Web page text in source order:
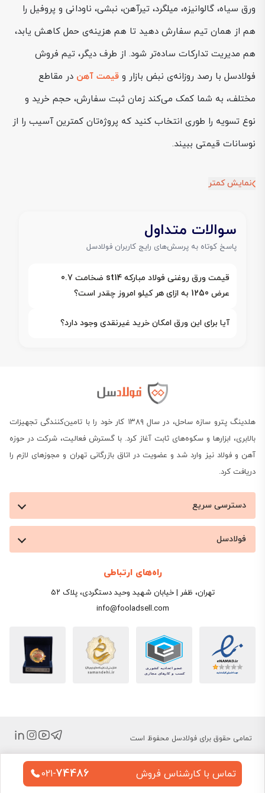
ورق سیاه، گالوانیزه، میلگرد، تیرآهن، نبشی، ناودانی و پروفیل را
هم از همان تیم سفارش دهید تا هم هزینه‌ی حمل کاهش یابد،
هم مدیریت تدارکات ساده‌تر شود. از طرف دیگر، تیم فروش
فولادسل با رصد روزانه‌ی نبض بازار و قیمت آهن در مقاطع
مختلف، به شما کمک می‌کند زمان ثبت سفارش، حجم خرید و
نوع تسویه را طوری انتخاب کنید که پروژه‌تان کمترین آسیب را از
نوسانات قیمتی ببیند.
نمایش کمتر
سوالات متداول
پاسخ کوتاه به پرسش‌های رایج کاربران فولادسل
قیمت ورق روغنی فولاد مبارکه st14 ضخامت 0.7
عرض 1250 به ازای هر کیلو امروز چقدر است؟
آیا برای این ورق امکان خرید غیرنقدی وجود دارد؟
هلدینگ پترو سازه ساحل، در سال ۱۳۸۹ کار خود را با تامین‌کنندگی تجهیزات
بالابری، ابزارها و سکوه‌های ثابت آغاز کرد. با گسترش فعالیت، شرکت در حوزه
آهن و فولاد نیز وارد شد و عضویت در اتاق بازرگانی تهران و مجوزهای لازم را
دریافت کرد.
دسترسی سریع
فولادسل
راه‌های ارتباطی
تهران، ظفر | خیابان شهید وحید دستگردی، پلاک ۵۲
info@fooladsell.com
تمامی حقوق برای فولادسل محفوظ است
تماس با کارشناس فروش 021-74486